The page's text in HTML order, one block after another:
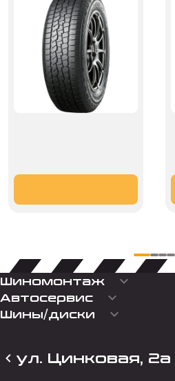
Шиномонтаж keyboard_arrow_down
Автосервис keyboard_arrow_down
Шины/диски keyboard_arrow_down
ул. Цинковая, 2а